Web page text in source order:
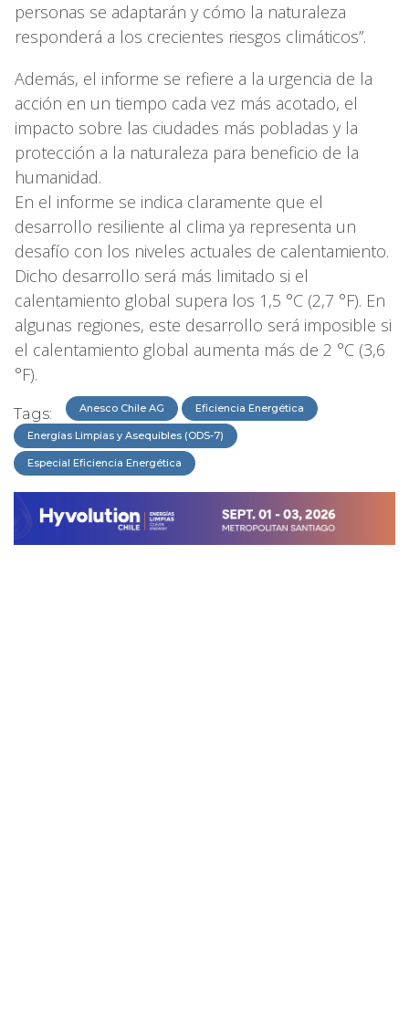
personas se adaptarán y cómo la naturaleza
responderá a los crecientes riesgos climáticos”.
Además, el informe se refiere a la urgencia de la
acción en un tiempo cada vez más acotado, el
impacto sobre las ciudades más pobladas y la
protección a la naturaleza para beneficio de la
humanidad.
En el informe se indica claramente que el
desarrollo resiliente al clima ya representa un
desafío con los niveles actuales de calentamiento.
Dicho desarrollo será más limitado si el
calentamiento global supera los 1,5 °C (2,7 °F). En
algunas regiones, este desarrollo será imposible si
el calentamiento global aumenta más de 2 °C (3,6
°F).
Tags: Anesco Chile AG Eficiencia Energética
Energías Limpias y Asequibles (ODS-7)
Especial Eficiencia Energética